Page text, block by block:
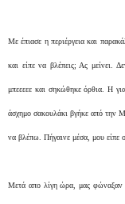
Με έπιασε η περιέργεια και
και είπε να βλέπεις; Ας μείνει.
μπεεεεε και σηκώθηκε όρθια. Η
άσχημο σακουλάκι βγήκε από την
να βλέπω. Πήγαινε μέσα, μου είπε
Μετά απο λίγη ώρα, μας φώναξαν